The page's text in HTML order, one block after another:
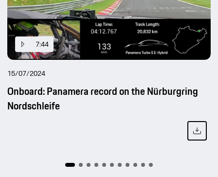
7:44
15/07/2024
Onboard: Panamera record on the Nürburgring
Nordschleife